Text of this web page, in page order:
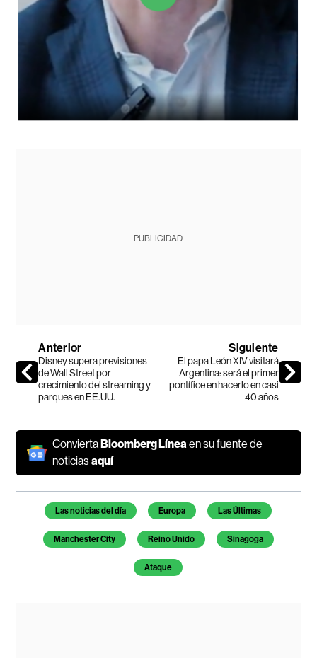
PUBLICIDAD
Anterior
Disney supera previsiones
de Wall Street por
crecimiento del streaming y
parques en EE.UU.
Siguiente
El papa León XIV visitará
Argentina: será el primer
pontífice en hacerlo en casi
40 años
ConviertaBloomberg Líneaen su fuente de
noticiasaquí
Temas de este artículo
Las noticias del día Europa Las Últimas
Manchester City Reino Unido Sinagoga
Ataque